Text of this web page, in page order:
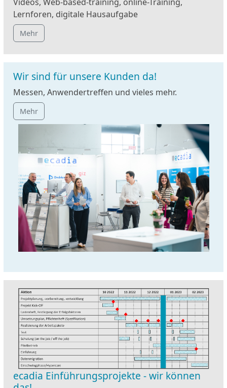
Lernforen, digitale Hausaufgabe
Mehr
Wir sind für unsere Kunden da!
Messen, Anwendertreffen und vieles mehr.
Mehr
ecadia Einführungsprojekte - wir können